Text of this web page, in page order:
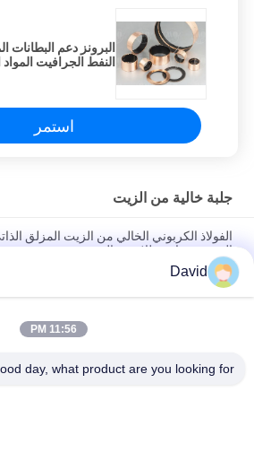
البرونز دعم البطانات
النفط الجرافيت
استمر
جلبة خالية من الزيت
الفولاذ الكربوني الخالي من الزيت المزلق
القشرة مقاومة للاستعمال
PTFE BUshings
زيت منخفض الضوضاء مشبع بالبطانات
David
11:56 PM
day, what product are you looking for?